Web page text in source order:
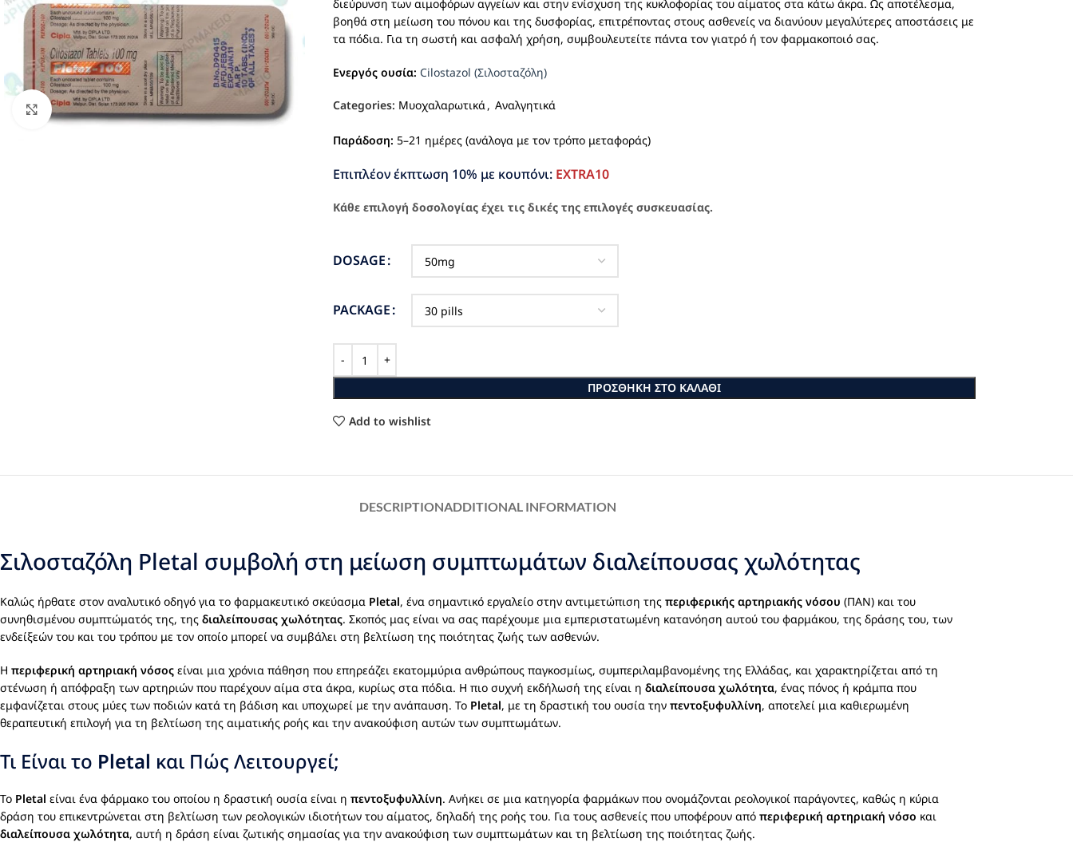
Click to enlarge
διεύρυνση των αιμοφόρων αγγείων και στην ενίσχυση της κυκλοφορίας του αίματος στα κάτω άκρα. Ως αποτέλεσμα,
βοηθά στη μείωση του πόνου και της δυσφορίας, επιτρέποντας στους ασθενείς να διανύουν μεγαλύτερες αποστάσεις με
τα πόδια. Για τη σωστή και ασφαλή χρήση, συμβουλευτείτε πάντα τον γιατρό ή τον φαρμακοποιό σας.
Ενεργός ουσία: Cilostazol (Σιλοσταζόλη)
Categories: Μυοχαλαρωτικά, Αναλγητικά
Παράδοση: 5–21 ημέρες (ανάλογα με τον τρόπο μεταφοράς)
Επιπλέον έκπτωση 10% με κουπόνι: EXTRA10
Κάθε επιλογή δοσολογίας έχει τις δικές της επιλογές συσκευασίας.
DOSAGE
PACKAGE
ΠΡΟΣΘΉΚΗ ΣΤΟ ΚΑΛΆΘΙ
Add to wishlist
DESCRIPTIONADDITIONAL INFORMATION
Σιλοσταζόλη Pletal συμβολή στη μείωση συμπτωμάτων διαλείπουσας χωλότητας
Καλώς ήρθατε στον αναλυτικό οδηγό για το φαρμακευτικό σκεύασμα Pletal, ένα σημαντικό εργαλείο στην αντιμετώπιση της περιφερικής αρτηριακής νόσου (ΠΑΝ) και του
συνηθισμένου συμπτώματός της, της διαλείπουσας χωλότητας. Σκοπός μας είναι να σας παρέχουμε μια εμπεριστατωμένη κατανόηση αυτού του φαρμάκου, της δράσης του, των
ενδείξεών του και του τρόπου με τον οποίο μπορεί να συμβάλει στη βελτίωση της ποιότητας ζωής των ασθενών.
Η περιφερική αρτηριακή νόσος είναι μια χρόνια πάθηση που επηρεάζει εκατομμύρια ανθρώπους παγκοσμίως, συμπεριλαμβανομένης της Ελλάδας, και χαρακτηρίζεται από τη
στένωση ή απόφραξη των αρτηριών που παρέχουν αίμα στα άκρα, κυρίως στα πόδια. Η πιο συχνή εκδήλωσή της είναι η διαλείπουσα χωλότητα, ένας πόνος ή κράμπα που
εμφανίζεται στους μύες των ποδιών κατά τη βάδιση και υποχωρεί με την ανάπαυση. Το Pletal, με τη δραστική του ουσία την πεντοξυφυλλίνη, αποτελεί μια καθιερωμένη
θεραπευτική επιλογή για τη βελτίωση της αιματικής ροής και την ανακούφιση αυτών των συμπτωμάτων.
Τι Είναι το Pletal και Πώς Λειτουργεί;
Το Pletal είναι ένα φάρμακο του οποίου η δραστική ουσία είναι η πεντοξυφυλλίνη. Ανήκει σε μια κατηγορία φαρμάκων που ονομάζονται ρεολογικοί παράγοντες, καθώς η κύρια
δράση του επικεντρώνεται στη βελτίωση των ρεολογικών ιδιοτήτων του αίματος, δηλαδή της ροής του. Για τους ασθενείς που υποφέρουν από περιφερική αρτηριακή νόσο και
διαλείπουσα χωλότητα, αυτή η δράση είναι ζωτικής σημασίας για την ανακούφιση των συμπτωμάτων και τη βελτίωση της ποιότητας ζωής.